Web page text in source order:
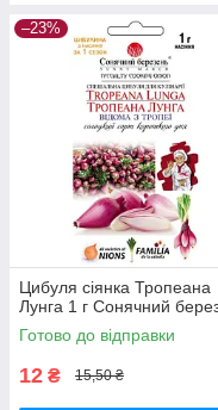
–23%
Цибуля сіянка Тропеана
Лунга 1 г Сонячний
Готово до відправки
12 ₴ 15,50 ₴